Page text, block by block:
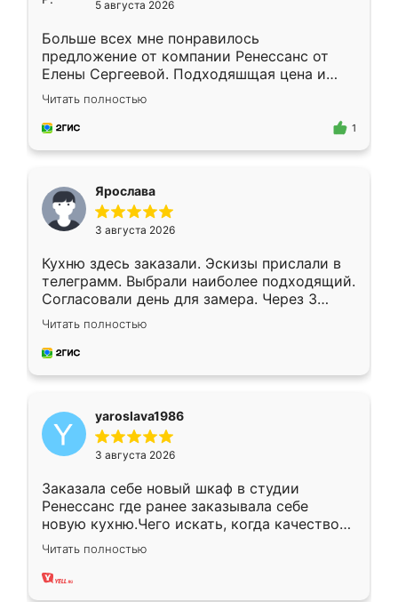
5 августа 2026
Больше всех мне понравилось
предложение от компании Ренессанс от
Елены Сергеевой. Подходяшщая цена и
короткие сроки изготовления. Приехавший
для замера сотрудник Владислав
предложил по моему эскизу самый
Читать полностью
1
Ярослава
3 августа 2026
Кухню здесь заказали. Эскизы прислали в
телеграмм. Выбрали наиболее подходящий.
Согласовали день для замера. Через 3
недели кухня была уже готова. Остались
довольны работой. Спасибо Ренессанс
мебель за качественную работу!
Читать полностью
yaroslava1986
3 августа 2026
Заказала себе новый шкаф в студии
Ренессанс где ранее заказывала себе
новую кухню.Чего искать, когда качеством
вполне довольна. Служит кухня уже почти
два года, нареканий нет.
Читать полностью